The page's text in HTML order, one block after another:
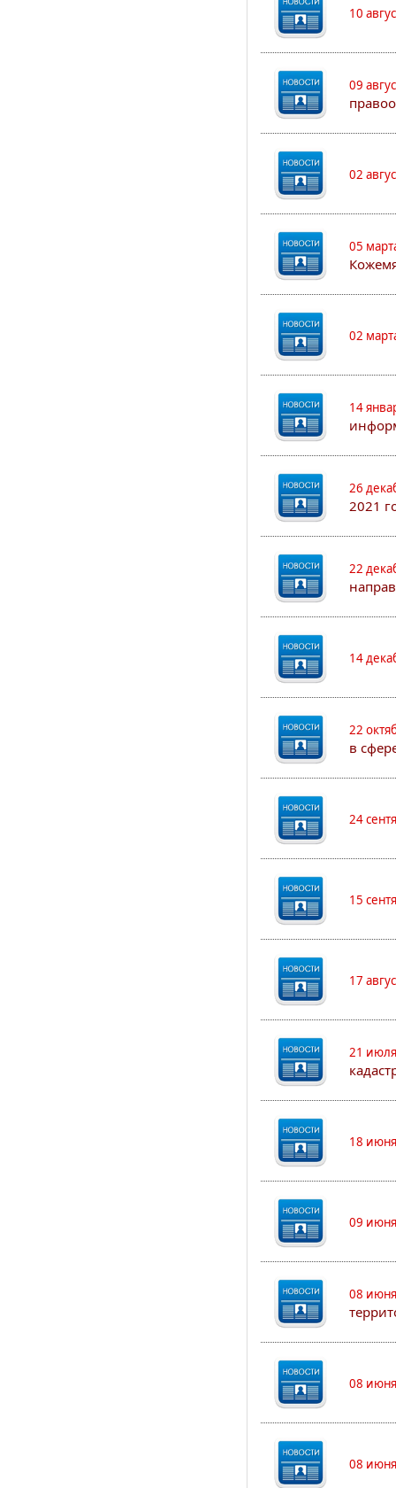
10
09
02
05
02
14
26
2021
22
14
22
в
24
15
17
21
18
09
08
08
08